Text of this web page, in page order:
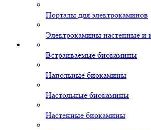
Порталы для электрокаминов
Электрокамины настенные и
Встраиваемые биокамины
Напольные биокамины
Настольные биокамины
Настенные биокамины